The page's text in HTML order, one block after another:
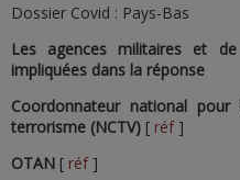
Dossier Covid : Pays-Bas
Les agences militaires et
impliquées dans la réponse
Coordonnateur national
terrorisme (NCTV) [ réf]
OTAN [ réf]